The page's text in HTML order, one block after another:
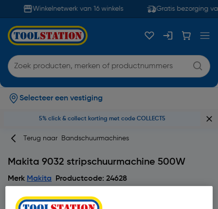
Winkelnetwerk van 16 winkels Gratis bezorging
Selecteer een vestiging
5% click & collect korting met code COLLECT5
Terug naar Bandschuurmachines
Makita 9032 stripschuurmachine 500W
Merk Makita Productcode: 24628